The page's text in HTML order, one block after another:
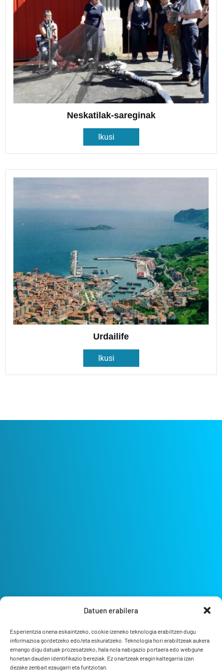
Datuen erabilera
Esperientzia onena eskaintzeko, cookie izeneko teknologia erabiltzen dugu
informazioa gordetzeko edo/eta eskuratzeko. Teknologia hori erabiltzeak aukera
emango digu datuak prozesatzeko, hala nola nabigazio portaera edo webgune
honetan dauden identifikazio bereziak. Ez onartzeak eragin kaltegarria izan
dezake zenbait ezaugarri eta funtziotan.
Neskatilak-sareginak
Ikusi
Urdailife
Ikusi